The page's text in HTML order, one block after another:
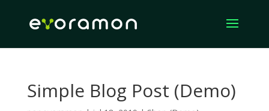
Simple Blog Post (Demo)